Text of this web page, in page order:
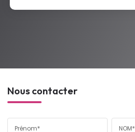
Nous contacter
Prénom* NOM*